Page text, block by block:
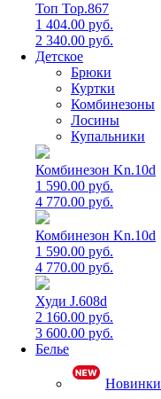
Топ Top.867
1 404.00 руб.
2 340.00 руб.
Детское
Брюки
Куртки
Комбинезоны
Лосины
Купальники
Комбинезон Kn.10d
1 590.00 руб.
4 770.00 руб.
Комбинезон Kn.10d
1 590.00 руб.
4 770.00 руб.
Худи J.608d
2 160.00 руб.
3 600.00 руб.
Белье
Новинки